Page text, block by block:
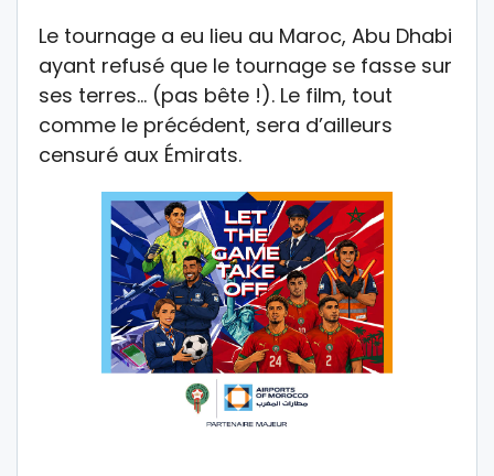
Le tournage a eu lieu au Maroc, Abu Dhabi
ayant refusé que le tournage se fasse sur
ses terres… (pas bête !). Le film, tout
comme le précédent, sera d’ailleurs
censuré aux Émirats.